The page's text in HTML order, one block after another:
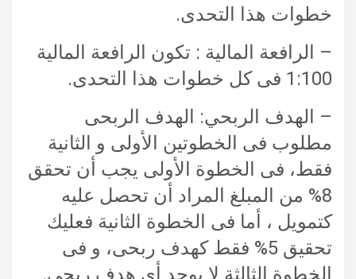
خطوات هذا التحدى.
– الرافعة المالية : تكون الرافعة المالية
1:100 فى كل خطوات هذا التحدى.
– الهدف الربحي: الهدف الربحى
مطلوب فى الخطوتين الأولى و الثانية
فقط، فى الخطوة الأولى يجب أن تحقق
8% من المبلغ المراد أن تحصل عليه
كتمويل ، أما فى الخطوة الثانية فعليك
تحقيق 5% فقط كهدف ربحى، و فى
الخطوة الثالثة لا يوجد أى هدف ربحى.